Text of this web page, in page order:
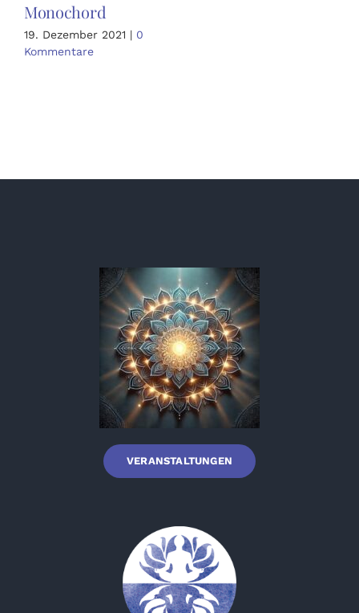
Monochord
19. Dezember 2021 | 0
Kommentare
VERANSTALTUNGEN